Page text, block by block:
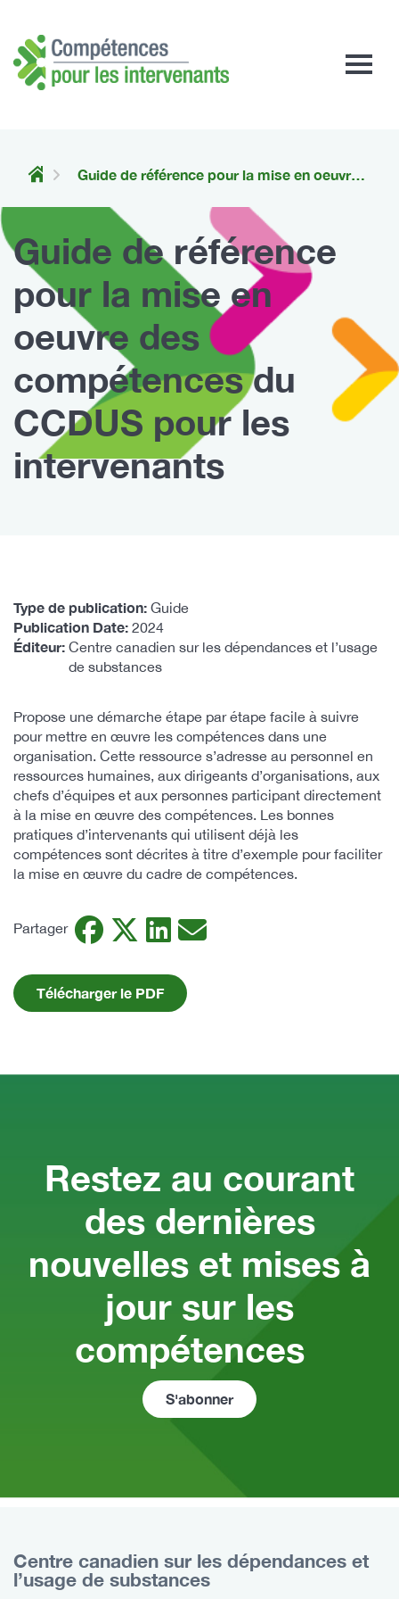
intervenantsGuide de référence pour la mise en oeuvre des compétences du CCDUS pour les intervenants
Guide de référence
pour la mise en
oeuvre des
compétences du
CCDUS pour les
intervenants
Type de publication Guide
Publication Date 2024
Éditeur Centre canadien sur les dépendances et l’usage
de substances
Propose une démarche étape par étape facile à suivre
pour mettre en œuvre les compétences dans une
organisation. Cette ressource s’adresse au personnel en
ressources humaines, aux dirigeants d’organisations, aux
chefs d’équipes et aux personnes participant directement
à la mise en œuvre des compétences. Les bonnes
pratiques d’intervenants qui utilisent déjà les
compétences sont décrites à titre d’exemple pour faciliter
la mise en œuvre du cadre de compétences.
Partager Facebook
Twitter
LinkedIn
Email
Télécharger le PDF
Restez au courant
des dernières
nouvelles et mises à
jour sur les
compétences
S'abonner
Centre canadien sur les dépendances et
l’usage de substances